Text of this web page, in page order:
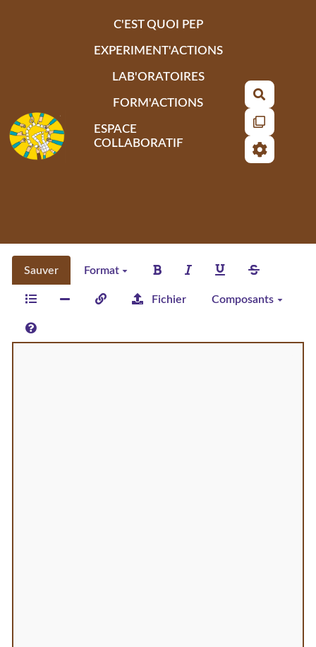
C'EST QUOI PEP
EXPERIMENT'ACTIONS
LAB'ORATOIRES
FORM'ACTIONS
ESPACE
COLLABORATIF
Sauver Format
Fichier Composants